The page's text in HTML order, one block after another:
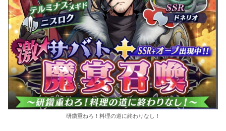
研鑽重ねろ！料理の道に終わりなし！